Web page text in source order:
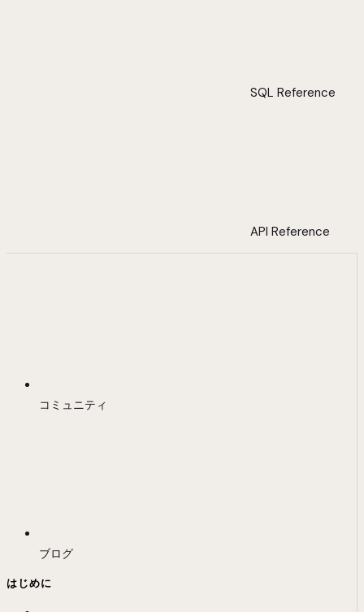
SQL Reference
API Reference
コミュニティ
ブログ
はじめに